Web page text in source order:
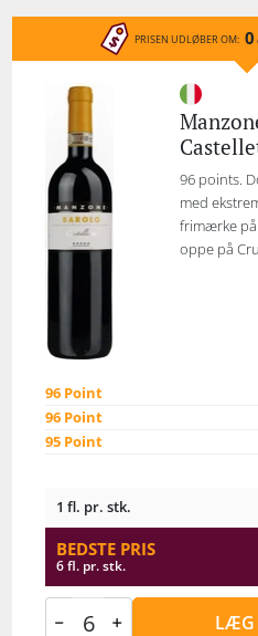
PRISEN UDLØBER OM: 0
96 points.
med
frimærke på
oppe på
96 Point
96 Point
95 Point
1 fl. pr. stk.
BEDSTE PRIS
6 fl. pr. stk.
LÆG